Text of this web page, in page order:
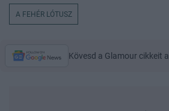
A FEHÉR LÓTUSZ
Kövesd a Glamour cikkeit a